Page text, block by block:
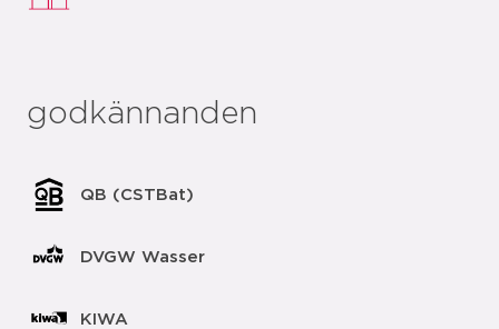
godkännanden
QB (CSTBat)
DVGW Wasser
KIWA